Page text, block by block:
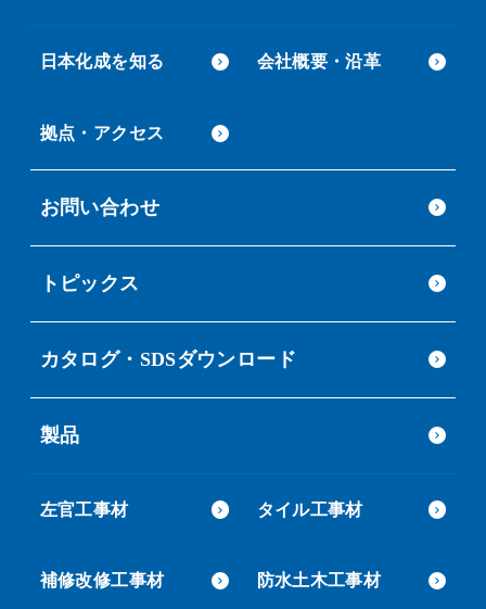
日本化成を知る 会社概要・沿革
拠点・アクセス
お問い合わせ
トピックス
カタログ・SDSダウンロード
製品
左官工事材 タイル工事材
補修改修工事材 防水土木工事材